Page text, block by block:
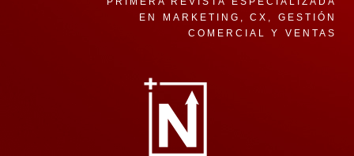
EN MARKETING, CX, GESTIÓN
COMERCIAL Y VENTAS